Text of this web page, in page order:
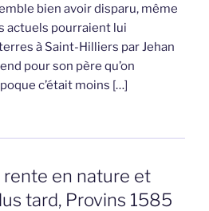
bien avoir disparu, même
actuels pourraient lui
à Saint-Hilliers par Jehan
pour son père qu’on
c’était moins […]
en nature et
tard, Provins 1585